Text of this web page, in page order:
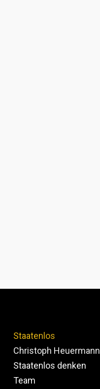
Staatenlos
Christoph Heuermann
Staatenlos denken
Team